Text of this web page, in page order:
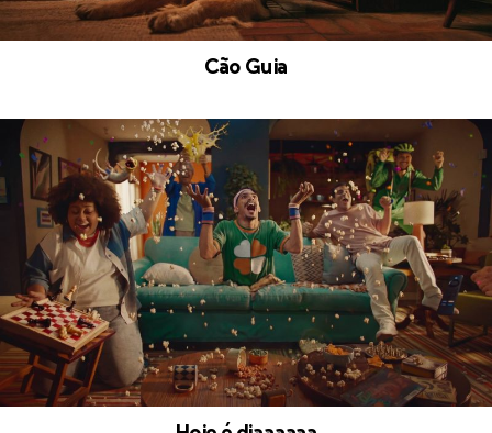
Cão Guia